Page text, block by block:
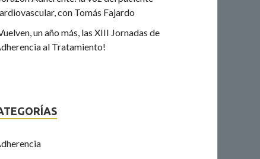
con Tomás Fajardo
un año más, las XIII Jornadas de
al Tratamiento!